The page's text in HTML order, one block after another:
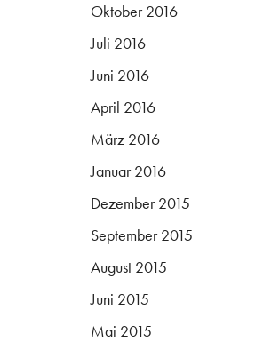
Oktober 2016
Juli 2016
Juni 2016
April 2016
März 2016
Januar 2016
Dezember 2015
September 2015
August 2015
Juni 2015
Mai 2015